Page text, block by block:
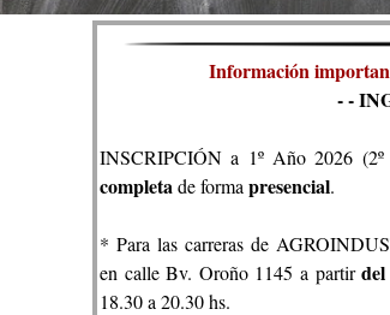
Información
--
INSCRIPCIÓN a 1º Año 2026 (2º
completade forma presencial.
* Para las carreras de
en calle Bv. Oroño 1145 a partirdel
18.30 a 20.30 hs.